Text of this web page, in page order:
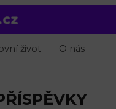
život O nás